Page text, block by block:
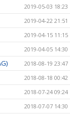
2019-05-03 18:23
2019-04-22 21:51
2019-04-15 11:15
2019-04-05 14:30
2018-08-19 23:47
2018-08-18 00:42
2018-07-24 09:24
2018-07-07 14:30